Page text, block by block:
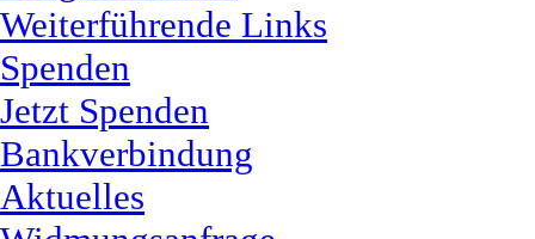
Weiterführende Links
Spenden
Jetzt Spenden
Bankverbindung
Aktuelles